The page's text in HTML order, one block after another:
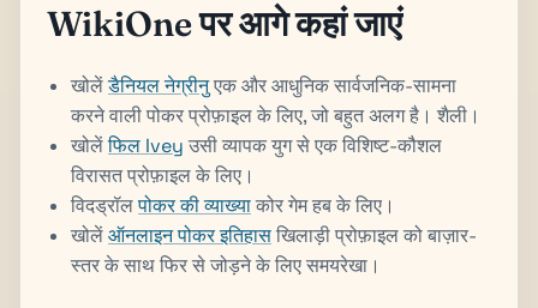
WikiOne पर आगे कहां जाएं
खोलेंडैनियल नेग्रीनुएक और आधुनिक सार्वजनिक-सामना
करने वाली पोकर प्रोफ़ाइल के लिए, जो बहुत अलग है। शैली।
खोलेंफिल Ivey उसी व्यापक युग से एक विशिष्ट-कौशल
विरासत प्रोफ़ाइल के लिए।
विदड्रॉलपोकर की व्याख्याकोर गेम हब के लिए।
खोलेंऑनलाइन पोकर इतिहासखिलाड़ी प्रोफ़ाइल को बाज़ार-
स्तर के साथ फिर से जोड़ने के लिए समयरेखा।